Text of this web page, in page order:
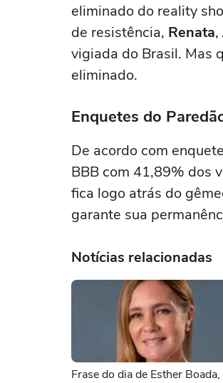
eliminado do reality
de resistência, Renata,
vigiada do Brasil. Mas
eliminado.
Enquetes do
De acordo com
BBB com 41,89% dos
fica logo atrás do
garante sua
Notícias relacionadas
Frase do dia de Esther Boada,